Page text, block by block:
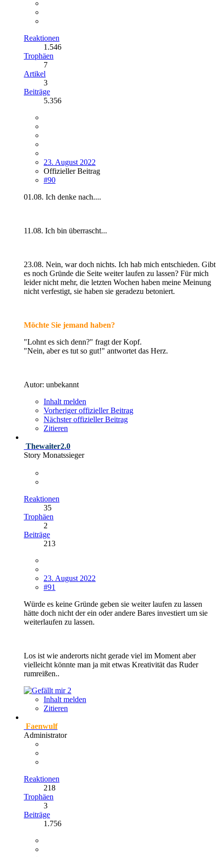
Reaktionen
1.546
Trophäen
7
Artikel
3
Beiträge
5.356
23. August 2022
Offizieller Beitrag
#90
01.08. Ich denke nach....
11.08. Ich bin überrascht...
23.08. Nein, war doch nichts. Ich hab mich entschieden. Gibt
es noch Gründe die Seite weiter laufen zu lassen? Für mich
leider nicht mehr, die letzten Wochen haben meine Meinung
nicht verfestigt, sie haben sie geradezu betoniert.
Möchte Sie jemand haben?
"Lohnt es sich denn?" fragt der Kopf.
"Nein, aber es tut so gut!" antwortet das Herz.
Autor: unbekannt
Inhalt melden
Vorheriger offizieller Beitrag
Nächster offizieller Beitrag
Zitieren
Thewaiter2.0
Story Monatssieger
Reaktionen
35
Trophäen
2
Beiträge
213
23. August 2022
#91
Würde es keine Gründe geben sie weiter laufen zu lassen
hätte doch nicht der ein oder andere Bares investiert um sie
weiterlaufen zu lassen.
Los ist wie anderorts nicht gerade viel im Moment aber
vielleicht könnte man ja mit etwas Kreativität das Ruder
rumreißen..
2
Inhalt melden
Zitieren
Faenwulf
Administrator
Reaktionen
218
Trophäen
3
Beiträge
1.756